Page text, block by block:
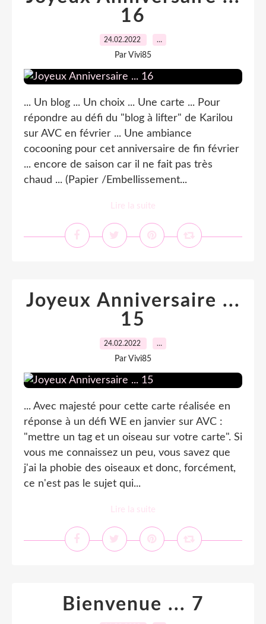
16
24.02.2022 …
Par Vivi85
... Un blog ... Un choix ... Une carte ... Pour
répondre au défi du "blog à lifter" de Karilou
sur AVC en février ... Une ambiance
cocooning pour cet anniversaire de fin février
... encore de saison car il ne fait pas très
chaud ... (Papier /Embellissement...
Lire la suite
Joyeux Anniversaire ...
15
24.02.2022 …
Par Vivi85
... Avec majesté pour cette carte réalisée en
réponse à un défi WE en janvier sur AVC :
"mettre un tag et un oiseau sur votre carte". Si
vous me connaissez un peu, vous savez que
j'ai la phobie des oiseaux et donc, forcément,
ce n'est pas le sujet qui...
Lire la suite
Bienvenue ... 7